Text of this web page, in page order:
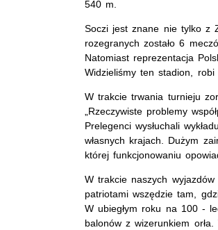
540 m.
Soczi jest znane nie tylko z
rozegranych zostało 6
Natomiast reprezentacja
Widzieliśmy ten stadion, robi
W trakcie trwania turnieju
„Rzeczywiste problemy
Prelegenci wysłuchali
własnych krajach. Dużym
której funkcjonowaniu
W trakcie naszych
patriotami wszędzie tam,
W ubiegłym roku na 100 -
balonów z wizerunkiem